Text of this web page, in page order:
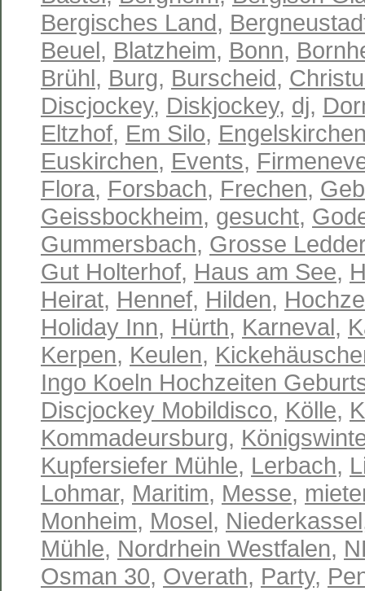
Bergisches Land,
Beuel, Blatzheim, Bonn,
Brühl, Burg, Burscheid,
Discjockey, Diskjockey, dj,
Eltzhof, Em Silo,
Euskirchen, Events,
Flora, Forsbach, Frechen,
Geissbockheim, gesucht,
Gummersbach, Grosse Ledder
Gut Holterhof, Haus am See,
Heirat, Hennef, Hilden,
Holiday Inn, Hürth, Karneval,
Kerpen, Keulen,
Ingo Koeln Hochzeiten
Discjockey Mobildisco, Kölle,
Kommadeursburg,
Kupfersiefer Mühle, Lerbach,
Lohmar, Maritim, Messe,
Monheim, Mosel, Niederkassel
Mühle, Nordrhein Westfalen,
Osman 30, Overath, Party,